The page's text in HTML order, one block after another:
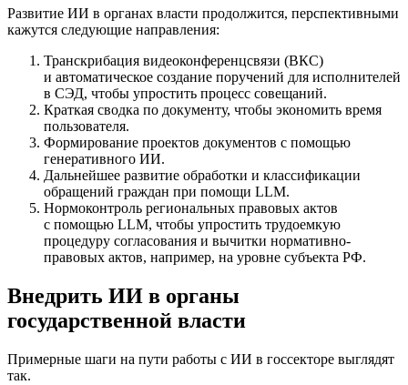
Развитие ИИ в органах власти продолжится, перспективными
кажутся следующие направления:
Транскрибация видеоконференцсвязи (ВКС)
и автоматическое создание поручений для исполнителей
в СЭД, чтобы упростить процесс совещаний.
Краткая сводка по документу, чтобы экономить время
пользователя.
Формирование проектов документов с помощью
генеративного ИИ.
Дальнейшее развитие обработки и классификации
обращений граждан при помощи LLM.
Нормоконтроль региональных правовых актов
с помощью LLM, чтобы упростить трудоемкую
процедуру согласования и вычитки нормативно-
правовых актов, например, на уровне субъекта РФ.
Внедрить ИИ в органы
государственной власти
Примерные шаги на пути работы с ИИ в госсекторе выглядят
так.